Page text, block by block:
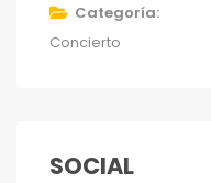
Categoría
Concierto
SOCIAL